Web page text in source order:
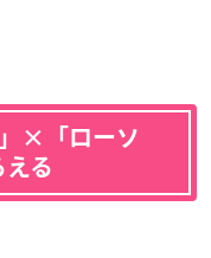
×「ローソ
る